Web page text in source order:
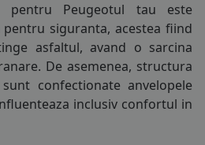
pentru Peugeotul tau este
siguranta, acestea fiind
asfaltul, avand o sarcina
De asemenea, structura
confectionate anvelopele
inclusiv confortul in